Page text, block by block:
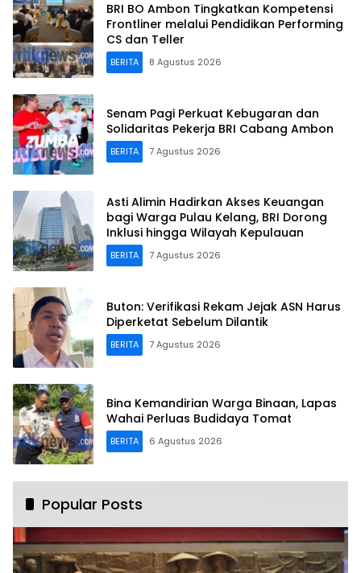
BRI BO Ambon Tingkatkan Kompetensi
Frontliner melalui Pendidikan Performing
CS dan Teller
BERITA 8 Agustus 2026
Senam Pagi Perkuat Kebugaran dan
Solidaritas Pekerja BRI Cabang Ambon
BERITA 7 Agustus 2026
Asti Alimin Hadirkan Akses Keuangan
bagi Warga Pulau Kelang, BRI Dorong
Inklusi hingga Wilayah Kepulauan
BERITA 7 Agustus 2026
Buton: Verifikasi Rekam Jejak ASN Harus
Diperketat Sebelum Dilantik
BERITA 7 Agustus 2026
Bina Kemandirian Warga Binaan, Lapas
Wahai Perluas Budidaya Tomat
BERITA 6 Agustus 2026
Popular Posts